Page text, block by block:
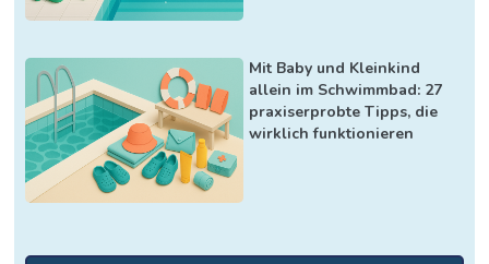
Mit Baby und Kleinkind
allein im Schwimmbad: 27
praxiserprobte Tipps, die
wirklich funktionieren